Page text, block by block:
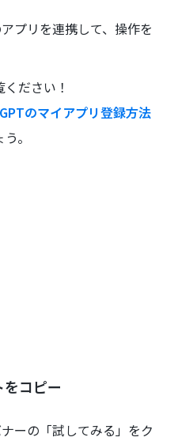
プリを連携して、操作を
ださい！
のマイアプリ登録方法
。
コピー
ーの「試してみる」をク